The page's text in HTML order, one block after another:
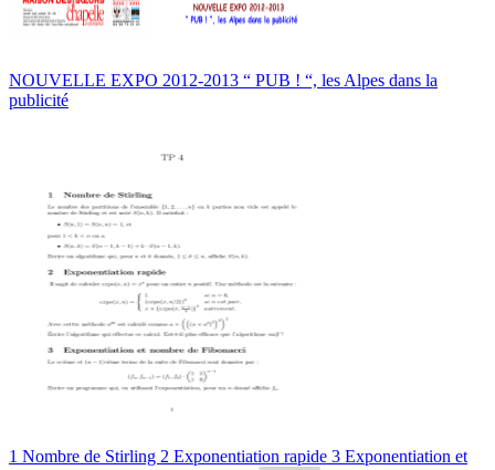
NOUVELLE EXPO 2012-2013 “ PUB ! “, les Alpes dans la
publicité
1 Nombre de Stirling 2 Exponentiation rapide 3 Exponentiation et